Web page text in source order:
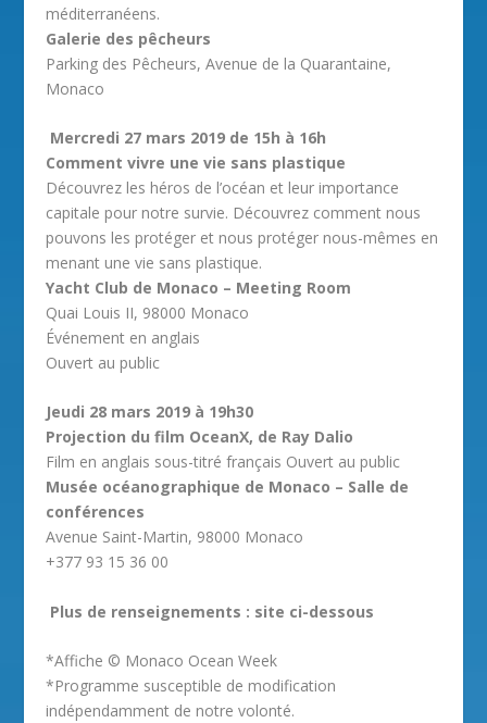
méditerranéens.
Galerie des pêcheurs
Parking des Pêcheurs, Avenue de la Quarantaine,
Monaco
Mercredi 27 mars 2019 de 15h à 16h
Comment vivre une vie sans plastique
Découvrez les héros de l’océan et leur importance
capitale pour notre survie. Découvrez comment nous
pouvons les protéger et nous protéger nous-mêmes en
menant une vie sans plastique.
Yacht Club de Monaco – Meeting Room
Quai Louis II, 98000 Monaco
Événement en anglais
Ouvert au public
Jeudi 28 mars 2019 à 19h30
Projection du film OceanX, de Ray Dalio
Film en anglais sous-titré français Ouvert au public
Musée océanographique de Monaco – Salle de
conférences
Avenue Saint-Martin, 98000 Monaco
+377 93 15 36 00
Plus de renseignements : site ci-dessous
*Affiche © Monaco Ocean Week
*Programme susceptible de modification
indépendamment de notre volonté.